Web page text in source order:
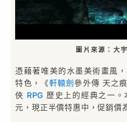
圖片來源：大
憑藉著唯美的水墨美術畫風
特色，《軒轅劍 參外傳 天之
俠 RPG 歷史上的經典之一
元，現正半價特惠中，促銷價